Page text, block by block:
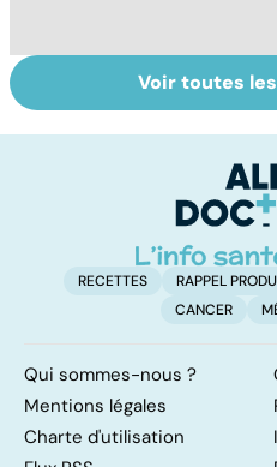
Tout savoir sur
les infections
Voir toutes
RECETTES RAPPEL
CANCER
Qui sommes-nous ?
Mentions légales
Charte d'utilisation